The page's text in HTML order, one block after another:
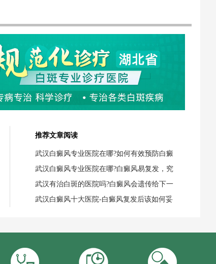
推荐文章阅读
武汉白癜风专业医院在哪?如何有效预防白癜
武汉白癜风专业医院在哪?白癜风易复发，究
武汉有治白斑的医院吗?白癜风会遗传给下一
武汉白癜风十大医院-白癜风复发后该如何妥